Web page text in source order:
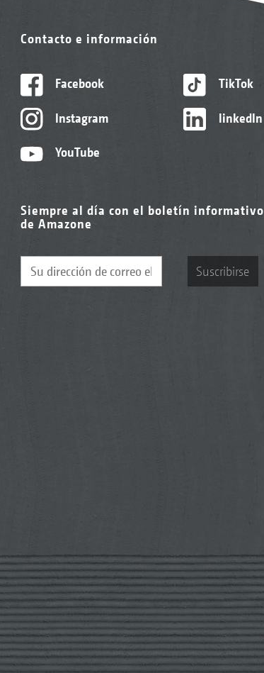
Contacto e información
Facebook
Instagram
YouTube
TikTok
linkedIn
Siempre al día con el boletín informativo
de Amazone
Suscribirse